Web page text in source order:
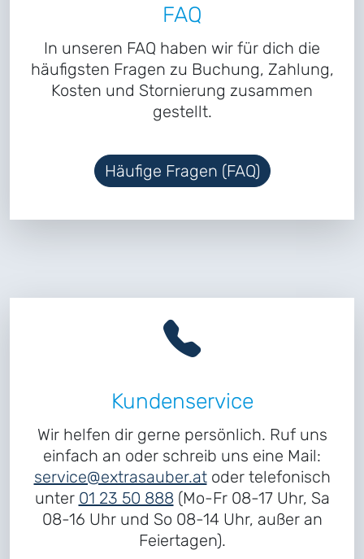
FAQ
In unseren FAQ haben wir für dich die
häufigsten Fragen zu Buchung, Zahlung,
Kosten und Stornierung zusammen
gestellt.
Häufige Fragen (FAQ)
Kundenservice
Wir helfen dir gerne persönlich. Ruf uns
einfach an oder schreib uns eine Mail:
service@extrasauber.atoder telefonisch
unter 01 23 50 888 (Mo-Fr 08-17 Uhr, Sa
08-16 Uhr und So 08-14 Uhr, außer an
Feiertagen).